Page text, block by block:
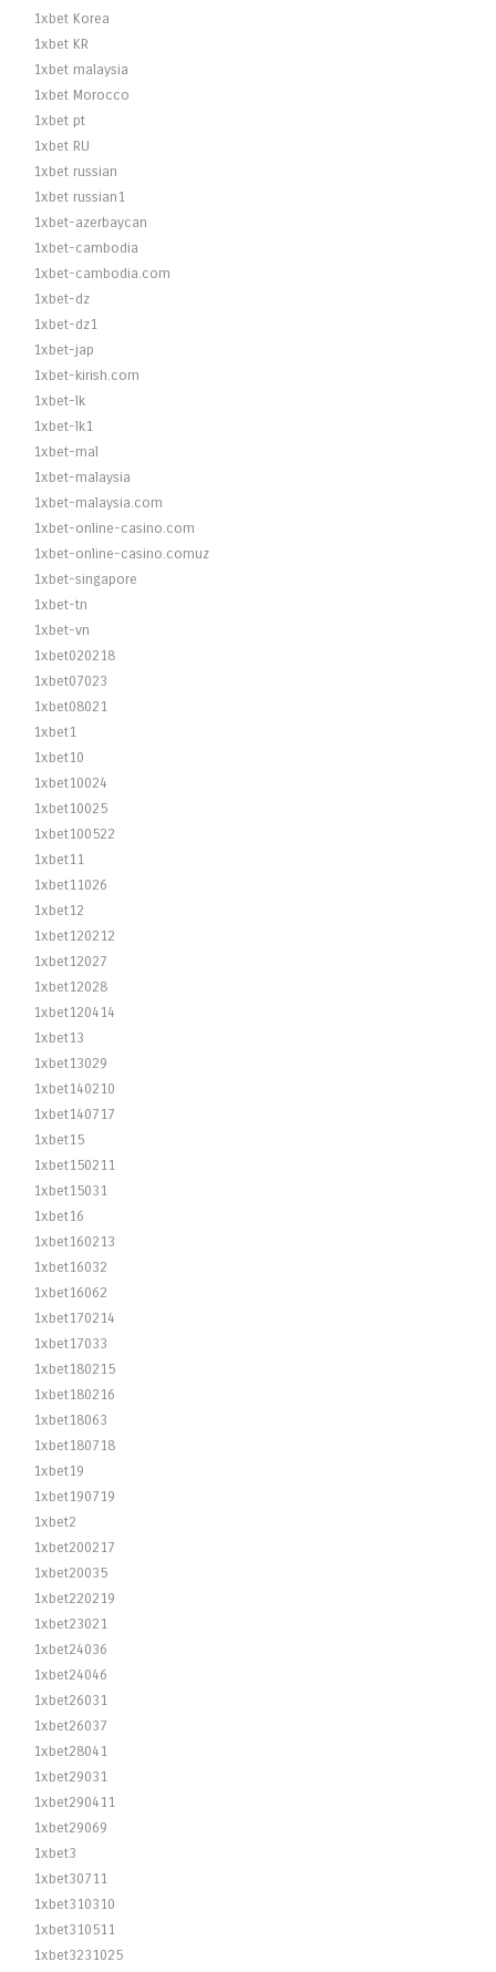
1xbet Korea
1xbet KR
1xbet malaysia
1xbet Morocco
1xbet pt
1xbet RU
1xbet russian
1xbet russian1
1xbet-azerbaycan
1xbet-cambodia
1xbet-cambodia.com
1xbet-dz
1xbet-dz1
1xbet-jap
1xbet-kirish.com
1xbet-lk
1xbet-lk1
1xbet-mal
1xbet-malaysia
1xbet-malaysia.com
1xbet-online-casino.com
1xbet-online-casino.comuz
1xbet-singapore
1xbet-tn
1xbet-vn
1xbet020218
1xbet07023
1xbet08021
1xbet1
1xbet10
1xbet10024
1xbet10025
1xbet100522
1xbet11
1xbet11026
1xbet12
1xbet120212
1xbet12027
1xbet12028
1xbet120414
1xbet13
1xbet13029
1xbet140210
1xbet140717
1xbet15
1xbet150211
1xbet15031
1xbet16
1xbet160213
1xbet16032
1xbet16062
1xbet170214
1xbet17033
1xbet180215
1xbet180216
1xbet18063
1xbet180718
1xbet19
1xbet190719
1xbet2
1xbet200217
1xbet20035
1xbet220219
1xbet23021
1xbet24036
1xbet24046
1xbet26031
1xbet26037
1xbet28041
1xbet29031
1xbet290411
1xbet29069
1xbet3
1xbet30711
1xbet310310
1xbet310511
1xbet3231025